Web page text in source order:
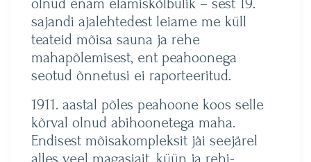
olnud enam elamiskõlbulik – sest 19.
sajandi ajalehtedest leiame me küll
teateid mõisa sauna ja rehe
mahapõlemisest, ent peahoonega
seotud õnnetusi ei raporteeritud.
1911. aastal põles peahoone koos selle
kõrval olnud abihoonetega maha.
Endisest mõisakompleksit jäi seejärel
alles veel magasiait, küün ja rehi-